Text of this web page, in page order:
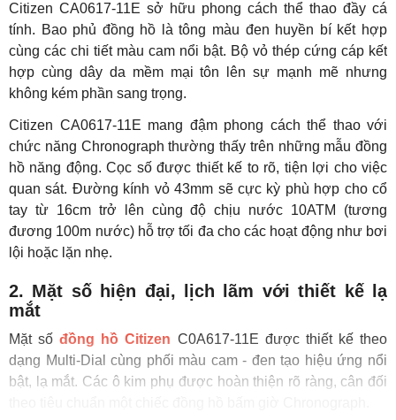
Citizen CA0617-11E sở hữu phong cách thể thao đầy cá
tính. Bao phủ đồng hồ là tông màu đen huyền bí kết hợp
cùng các chi tiết màu cam nổi bật. Bộ vỏ thép cứng cáp kết
hợp cùng dây da mềm mại tôn lên sự mạnh mẽ nhưng
không kém phần sang trọng.
Citizen CA0617-11E mang đậm phong cách thể thao với
chức năng Chronograph thường thấy trên những mẫu đồng
hồ năng động. Cọc số được thiết kế to rõ, tiện lợi cho việc
quan sát. Đường kính vỏ 43mm sẽ cực kỳ phù hợp cho cổ
tay từ 16cm trở lên cùng độ chịu nước 10ATM (tương
đương 100m nước) hỗ trợ tối đa cho các hoạt động như bơi
lội hoặc lặn nhẹ.
2. Mặt số hiện đại, lịch lãm với thiết kế lạ
mắt
Mặt sốđồng hồ Citizen C0A617-11E được thiết kế theo
dạng Multi-Dial cùng phối màu cam - đen tạo hiệu ứng nổi
bật, lạ mắt. Các ô kim phụ được hoàn thiện rõ ràng, cân đối